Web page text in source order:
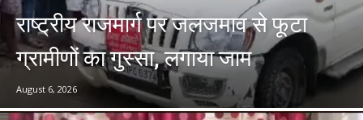
राष्ट्रीय राजमार्ग पर जलजमाव से फूटा
ग्रामीणों का गुस्सा, लगाया जाम
August 6, 2026